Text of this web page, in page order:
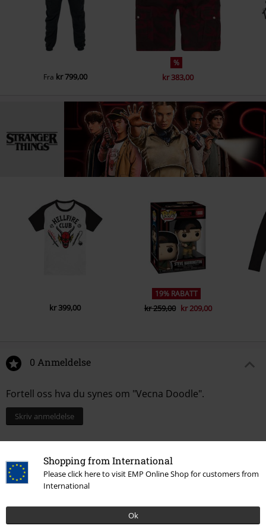
Shopping from International
Please click here to visit EMP Online Shop for customers from
International
Ok
Fra kr 799,00
%
kr 383,00
kr 399,00
19% RABATT
kr 259,00 kr 209,00
0 Anmeldelse
Fortell oss hva du synes om "Vecna Doodle".
Skriv anmeldelse